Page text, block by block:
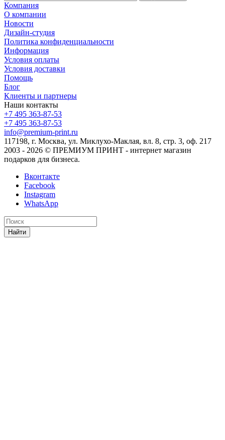
Компания
О компании
Новости
Дизайн-студия
Политика конфиденциальности
Информация
Условия оплаты
Условия доставки
Помощь
Блог
Клиенты и партнеры
Наши контакты
+7 495 363-87-53
+7 495 363-87-53
info@premium-print.ru
117198, г. Москва, ул. Миклухо-Маклая, вл. 8, стр. 3, оф. 217
2003 - 2026 © ПРЕМИУМ ПРИНТ - интернет магазин
подарков для бизнеса.
Вконтакте
Facebook
Instagram
WhatsApp
Найти